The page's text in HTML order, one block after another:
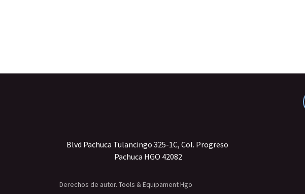
Blvd Pachuca Tulancingo 325-1C, Col. Progreso
Pachuca HGO 42082
Derechos de autor. Tools & Equipament Hgo